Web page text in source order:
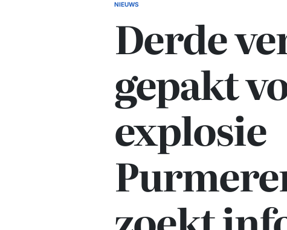
GEPLAATST
NIEUWS
Derde
gepakt
explosie